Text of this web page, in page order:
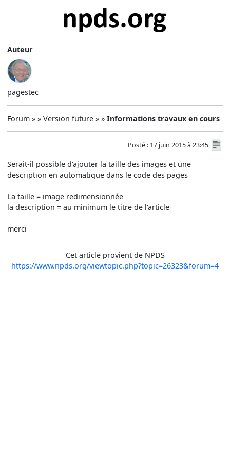
Auteur
pagestec
Forum » » Version future » »Informations travaux en cours
Posté : 17 juin 2015 à 23:45
Serait-il possible d'ajouter la taille des images et une
description en automatique dans le code des pages
La taille = image redimensionnée
la description = au minimum le titre de l'article
merci
Cet article provient de NPDS
https://www.npds.org/viewtopic.php?topic=26323&forum=4